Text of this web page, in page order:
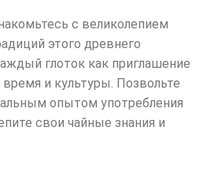
с великолепием
этого древнего
глоток как приглашение
и культуры. Позвольте
опытом употребления
свои чайные знания и